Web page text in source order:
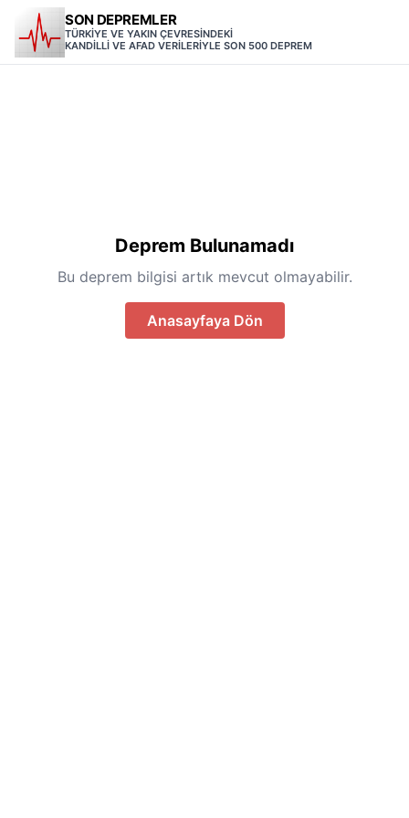
SON DEPREMLER
TÜRKİYE VE YAKIN ÇEVRESİNDEKİ
KANDİLLİ VE AFAD VERİLERİYLE SON 500 DEPREM
Deprem Bulunamadı
Bu deprem bilgisi artık mevcut olmayabilir.
Anasayfaya Dön